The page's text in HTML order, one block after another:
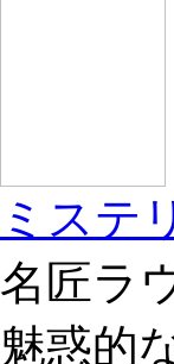
ミステ
名匠ラ
魅惑的